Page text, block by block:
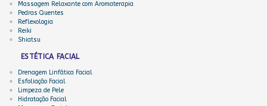
Massagem Relaxante com Aromaterapia
Pedras Quentes
Reflexologia
Reiki
Shiatsu
ESTÉTICA FACIAL
Drenagem Linfática Facial
Esfoliação Facial
Limpeza de Pele
Hidratação Facial